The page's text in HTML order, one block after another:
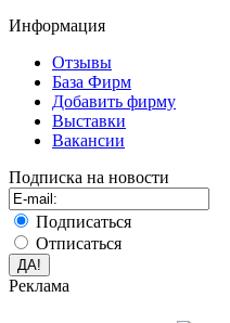
Информация
Отзывы
База Фирм
Добавить фирму
Выставки
Вакансии
Подписка на новости
Подписаться
Отписаться
Реклама